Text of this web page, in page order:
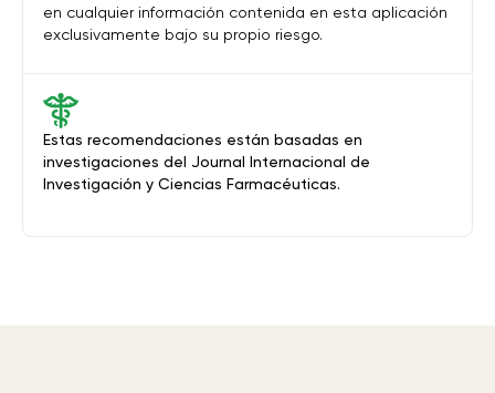
Estas recomendaciones están basadas en
investigaciones del Journal Internacional de
Investigación y Ciencias Farmacéuticas.
en cualquier información contenida en esta aplicación
exclusivamente bajo su propio riesgo.